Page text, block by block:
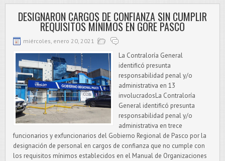
DESIGNARON CARGOS DE CONFIANZA SIN CUMPLIR
REQUISITOS MÍNIMOS EN GORE PASCO
miércoles, enero 20, 2021
La Contraloría General
identificó presunta
responsabilidad penal y/o
administrativa en 13
involucradosLa Contraloría
General identificó presunta
responsabilidad penal y/o
administrativa en trece
funcionarios y exfuncionarios del Gobierno Regional de Pasco por la
designación de personal en cargos de confianza que no cumple con
los requisitos mínimos establecidos en el Manual de Organizaciones